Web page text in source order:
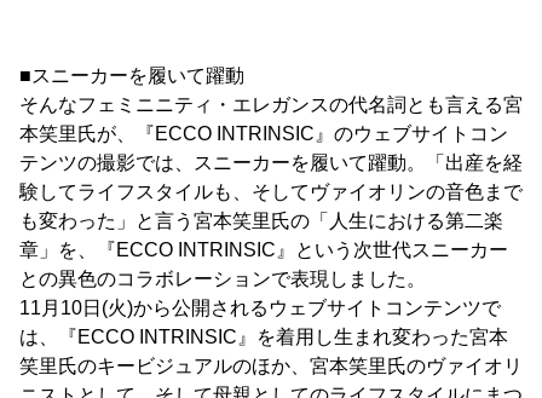
■スニーカーを履いて躍動
そんなフェミニニティ・エレガンスの代名詞とも言える宮
本笑里氏が、『ECCO INTRINSIC』のウェブサイトコン
テンツの撮影では、スニーカーを履いて躍動。「出産を経
験してライフスタイルも、そしてヴァイオリンの音色まで
も変わった」と言う宮本笑里氏の「人生における第二楽
章」を、『ECCO INTRINSIC』という次世代スニーカー
との異色のコラボレーションで表現しました。
11月10日(火)から公開されるウェブサイトコンテンツで
は、『ECCO INTRINSIC』を着用し生まれ変わった宮本
笑里氏のキービジュアルのほか、宮本笑里氏のヴァイオリ